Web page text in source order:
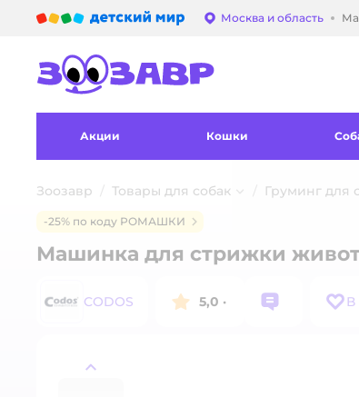
Выбор адреса
Москва и область
Акции Кошки
Зоозавр Товары для собак Груминг для
назад
-25% по коду РОМАШКИ
Машинка для стрижки
CODOS 5,0 · В